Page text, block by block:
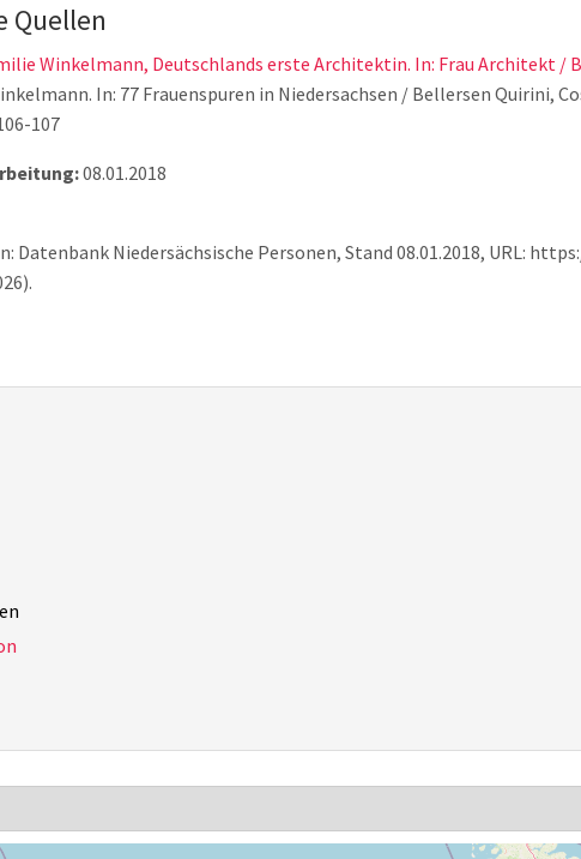
Quellen
Winkelmann, Deutschlands erste Architektin. In: Frau Architekt /
In: 77 Frauenspuren in Niedersachsen / Bellersen Quirini,
107
08.01.2018
Datenbank Niedersächsische Personen, Stand 08.01.2018, URL: